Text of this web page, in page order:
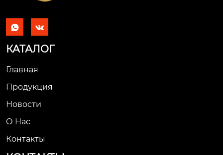
 
КАТАЛОГ
Главная
Продукция
Новости
О Hас
Контакты